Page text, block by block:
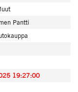
Pantti
19:27:00